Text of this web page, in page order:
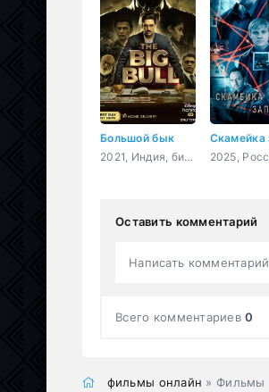
Большой бык
2021, Индия, биография, криминал, драма
Оставить комментарий
Написать комментарий
Всего комментариев0
фильмы онлайн » Фильмы